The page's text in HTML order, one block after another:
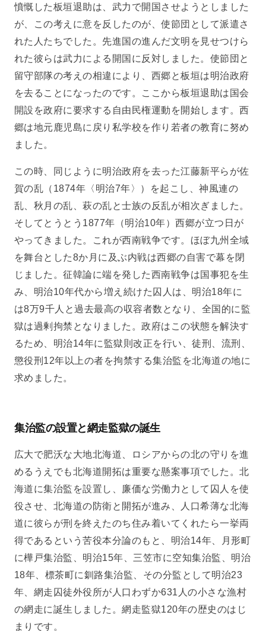
憤慨した板垣退助は、武力で開国させようとしました
が、この考えに意を反したのが、使節団として派遣さ
れた人たちでした。先進国の進んだ文明を見せつけら
れた彼らは武力による開国に反対しました。使節団と
留守部隊の考えの相違により、西郷と板垣は明治政府
を去ることになったのです。ここから板垣退助は国会
開設を政府に要求する自由民権運動を開始します。西
郷は地元鹿児島に戻り私学校を作り若者の教育に努め
ました。
この時、同じように明治政府を去った江藤新平らが佐
賀の乱（1874年〈明治7年〉）を起こし、神風連の
乱、秋月の乱、萩の乱と士族の反乱が相次ぎました。
そしてとうとう1877年（明治10年）西郷が立つ日が
やってきました。これが西南戦争です。ほぼ九州全域
を舞台とした8か月に及ぶ内戦は西郷の自害で幕を閉
じました。征韓論に端を発した西南戦争は国事犯を生
み、明治10年代から増え続けた囚人は、明治18年に
は8万9千人と過去最高の収容者数となり、全国的に監
獄は過剰拘禁となりました。政府はこの状態を解決す
るため、明治14年に監獄則改正を行い、徒刑、流刑、
懲役刑12年以上の者を拘禁する集治監を北海道の地に
求めました。
集治監の設置と網走監獄の誕生
広大で肥沃な大地北海道、ロシアからの北の守りを進
めるうえでも北海道開拓は重要な懸案事項でした。北
海道に集治監を設置し、廉価な労働力として囚人を使
役させ、北海道の防衛と開拓が進み、人口希薄な北海
道に彼らが刑を終えたのち住み着いてくれたら一挙両
得であるという苦役本分論のもと、明治14年、月形町
に樺戸集治監、明治15年、三笠市に空知集治監、明治
18年、標茶町に釧路集治監、その分監として明治23
年、網走囚徒外役所が人口わずか631人の小さな漁村
の網走に誕生しました。網走監獄120年の歴史のはじ
まりです。